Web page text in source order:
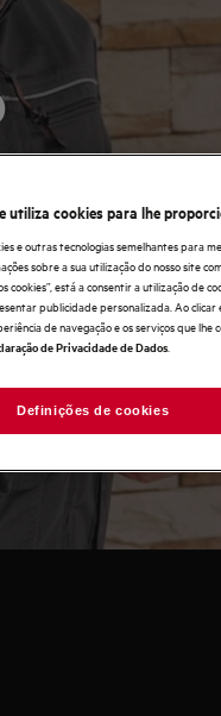
de que nada é
encomenda. Na
para ajudá-lo
utiliza cookies para lhe
e outras tecnologias semelhantes para
sobre a sua utilização do nosso site
cookies”, está a consentir a utilização de
publicidade personalizada. Ao clicar
de navegação e os serviços que
de Privacidade de Dados
Definições de cookies